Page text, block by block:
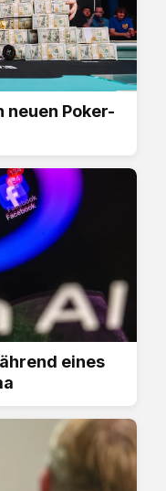
neuen Poker-
eines